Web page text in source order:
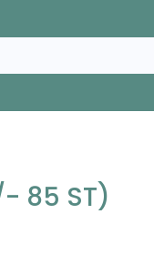
85 ST)